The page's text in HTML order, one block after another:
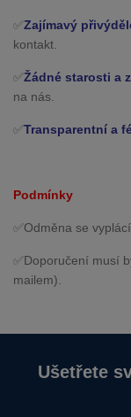
✅Zajímavý
kontakt.
✅Žádné starosti a
na nás.
✅Transparentní a
Podmínky
✅Odměna se vyplácí
✅Doporučení musí
mailem).
Ušetřete